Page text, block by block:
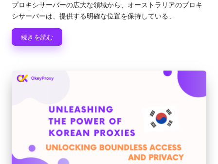
稿
者
プロキシサーバーの広大な領域から、オーストラリアのプロキ
シサーバーは、提供する明確な位置を保持している...
続きを読む